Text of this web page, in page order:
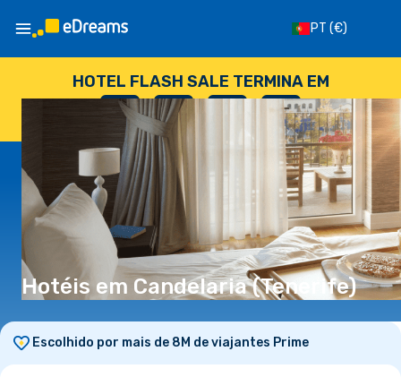
PT (€)
HOTEL FLASH SALE TERMINA EM
--
DIAS
: --
HORAS
: --
SEGUNDOS
Hotéis em Candelaria (Tenerife)
Escolhido por mais de 8M de viajantes Prime